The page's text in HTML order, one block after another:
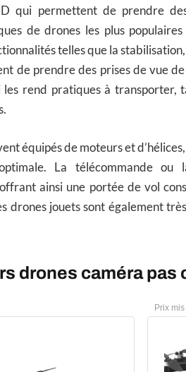
qui permettent de prendre
de drones les plus
telles que la stabilisation,
de prendre des prises de vue
rend pratiques à transporter,
équipés de moteurs et
La télécommande ou
ainsi une portée de vol
drones jouets sont également
drones caméra pas